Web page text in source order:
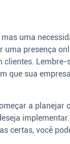
uma
uma presença
que sua
a planejar
certas, você